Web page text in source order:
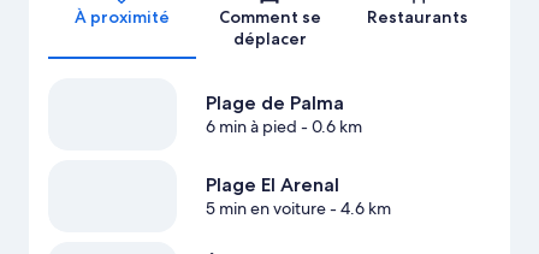
À proximité
Comment se
déplacer
Restaurants
Plage de Palma
6 min à pied - 0.6 km
Plage El Arenal
5 min en voiture- 4.6 km